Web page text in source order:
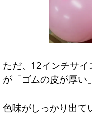
ただ、12インチサ
が「ゴムの皮が厚い
色味がしっかり出て